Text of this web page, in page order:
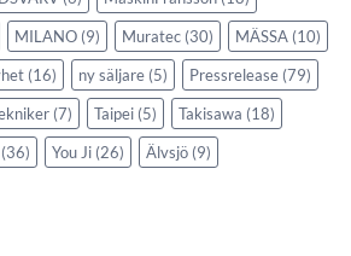
MILANO (9) Muratec (30) MÄSSA (10)
(16) ny säljare (5) Pressrelease (79)
(7) Taipei (5) Takisawa (18)
(36) You Ji (26) Älvsjö (9)